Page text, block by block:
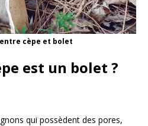
cèpe et bolet
est un bolet ?
qui possèdent des pores,